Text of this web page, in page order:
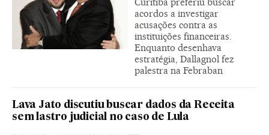
acordos a investigar
acusações contra as
instituições financeiras.
Enquanto desenhava
estratégia, Dallagnol fez
palestra na Febraban
Lava Jato discutiu buscar dados da Receita
sem lastro judicial no caso de Lula